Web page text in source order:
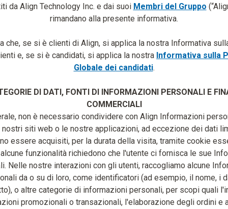
da Align Technology Inc. e dai suoi Membri del Gruppo
rimandano alla presente informativa.
che, se si è clienti di Align, si applica la nostra Informativa
e, se si è candidati, si applica la nostra Informativa sulla
Globale dei candidati.
DI DATI, FONTI DI INFORMAZIONI PERSONALI E
COMMERCIALI
non è necessario condividere con Align Informazioni
siti web o le nostre applicazioni, ad eccezione dei dati
essere acquisiti, per la durata della visita, tramite cookie
alcune funzionalità richiedono che l'utente ci fornisca le sue
Nelle nostre interazioni con gli utenti, raccogliamo alcune
da o su di loro, come identificatori (ad esempio, il nome, i
o altre categorie di informazioni personali, per scopi quali
promozionali o transazionali, l'elaborazione degli ordini e